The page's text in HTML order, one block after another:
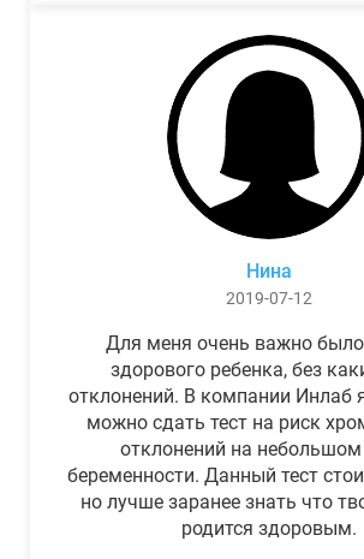
Нина
2019-07-12
Для меня очень важно
здорового ребенка, без
отклонений. В компании Инлаб
можно сдать тест на риск
отклонений на небольшом
беременности. Данный тест
но лучше заранее знать что
родится здоровым.